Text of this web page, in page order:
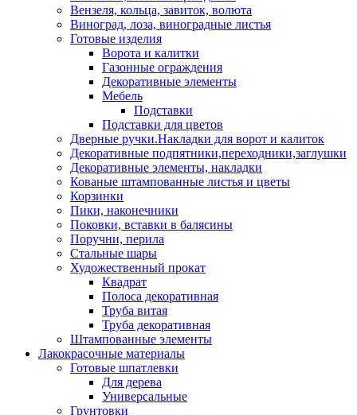
Вензеля, кольца, завиток, волюта
Виноград, лоза, виноградные листья
Готовые изделия
Ворота и калитки
Газонные ограждения
Декоративные элементы
Мебель
Подставки
Подставки для цветов
Дверные ручки.Накладки для ворот и калиток
Декоративные подпятники,переходники,заглушки
Декоративные элементы, накладки
Кованые штампованные листья и цветы
Корзинки
Пики, наконечники
Поковки, вставки в балясины
Поручни, перила
Стальные шары
Художественный прокат
Квадрат
Полоса декоративная
Труба витая
Труба декоративная
Штампованные элементы
Лакокрасочные материалы
Готовые шпатлевки
Для дерева
Универсальные
Грунтовки